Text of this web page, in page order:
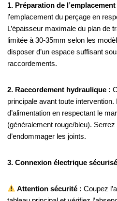
1. Préparation de l’emplacement
l’emplacement du perçage en
L’épaisseur maximale du plan de
limitée à 30-35mm selon les
disposer d’un espace suffisant
raccordements.
2. Raccordement hydraulique :
principale avant toute
d’alimentation en respectant le
(généralement rouge/bleu).
d’endommager les joints.
3. Connexion électrique
Attention sécurité : Coupez